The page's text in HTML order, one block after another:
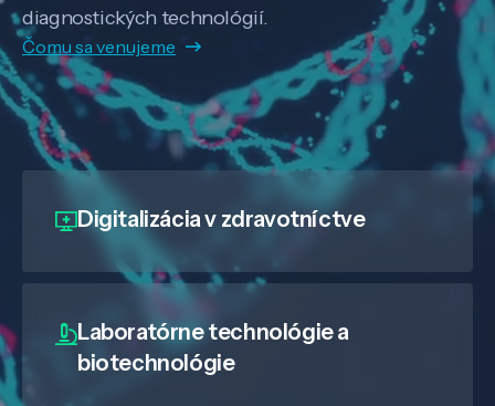
diagnostických technológií.
Čomu sa venujeme
Digitalizáciav zdravotníctve
Laboratórne technológie a
biotechnológie